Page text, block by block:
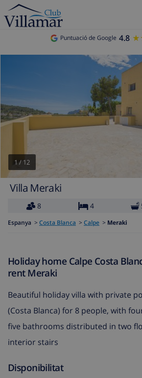
Puntuació de Google 4.8
1 / 12
Villa Meraki
8
4
Espanya > Costa Blanca > Calpe > Meraki
Holiday home Calpe Costa
rent Meraki
Beautiful holiday villa with private
(Costa Blanca) for 8 people, with
five bathrooms distributed in two
interior stairs
Disponibilitat